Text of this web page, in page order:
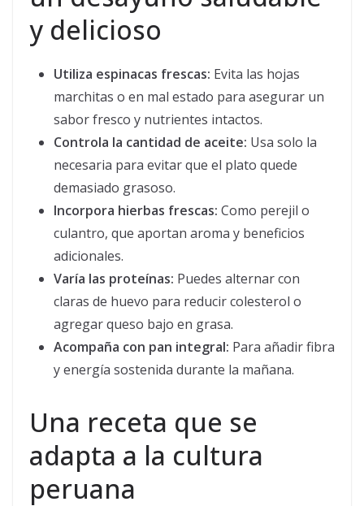
y delicioso
Utiliza espinacas frescas: Evita las hojas
marchitas o en mal estado para asegurar un
sabor fresco y nutrientes intactos.
Controla la cantidad de aceite: Usa solo la
necesaria para evitar que el plato quede
demasiado grasoso.
Incorpora hierbas frescas: Como perejil o
culantro, que aportan aroma y beneficios
adicionales.
Varía las proteínas: Puedes alternar con
claras de huevo para reducir colesterol o
agregar queso bajo en grasa.
Acompaña con pan integral: Para añadir fibra
y energía sostenida durante la mañana.
Una receta que se
adapta a la cultura
peruana